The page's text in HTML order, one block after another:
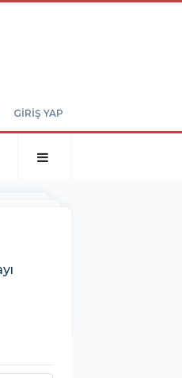
GİRİŞ YAP